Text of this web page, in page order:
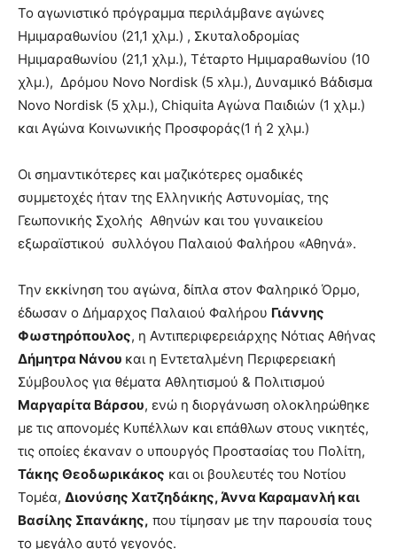
Το αγωνιστικό πρόγραμμα περιλάμβανε αγώνες
Ημιμαραθωνίου (21,1 χλμ.) , Σκυταλοδρομίας
Ημιμαραθωνίου (21,1 χλμ.), Τέταρτο Ημιμαραθωνίου (10
χλμ.), Δρόμου Novo Nordisk (5 xλμ.), Δυναμικό Βάδισμα
Novo Nordisk (5 χλμ.), Chiquita Αγώνα Παιδιών (1 χλμ.)
και Αγώνα Κοινωνικής Προσφοράς(1 ή 2 χλμ.)
Οι σημαντικότερες και μαζικότερες ομαδικές
συμμετοχές ήταν της Ελληνικής Αστυνομίας, της
Γεωπονικής Σχολής Αθηνών και του γυναικείου
εξωραϊστικού συλλόγου Παλαιού Φαλήρου «Αθηνά».
Την εκκίνηση του αγώνα, δίπλα στον Φαληρικό Όρμο,
έδωσαν ο Δήμαρχος Παλαιού Φαλήρου Γιάννης
Φωστηρόπουλος, η Αντιπεριφερειάρχης Νότιας Αθήνας
Δήμητρα Νάνου και η Εντεταλμένη Περιφερειακή
Σύμβουλος για θέματα Αθλητισμού & Πολιτισμού
Μαργαρίτα Βάρσου, ενώ η διοργάνωση ολοκληρώθηκε
με τις απονομές Κυπέλλων και επάθλων στους νικητές,
τις οποίες έκαναν ο υπουργός Προστασίας του Πολίτη,
Τάκης Θεοδωρικάκος και οι βουλευτές του Νοτίου
Τομέα, Διονύσης Χατζηδάκης, Άννα Καραμανλή και
Βασίλης Σπανάκης, που τίμησαν με την παρουσία τους
το μεγάλο αυτό γεγονός.